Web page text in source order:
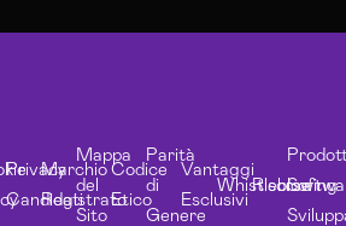
Privacy
Candidati
Marchio
Registrato
Mappa
del
Sito
Codice
Etico
Parità
di
Genere
Vantaggi
Esclusivi
Whistleblowing
Risorse